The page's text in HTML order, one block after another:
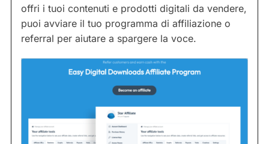
offri i tuoi contenuti e prodotti digitali da vendere,
puoi avviare il tuo programma di affiliazione o
referral per aiutare a spargere la voce.